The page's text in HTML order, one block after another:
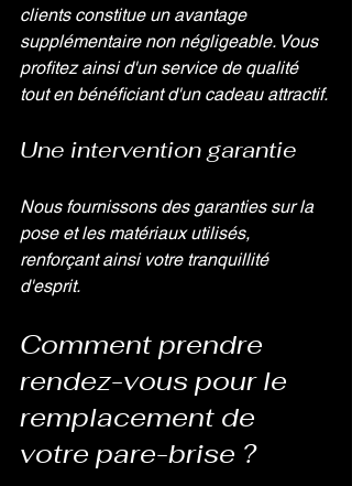
clients constitue un avantage
supplémentaire non négligeable. Vous
profitez ainsi d'un service de qualité
tout en bénéficiant d'un cadeau attractif.
Une intervention garantie
Nous fournissons des garanties sur la
pose et les matériaux utilisés,
renforçant ainsi votre tranquillité
d'esprit.
Comment prendre
rendez-vous pour le
remplacement de
votre pare-brise ?